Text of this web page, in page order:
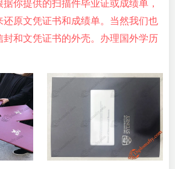
你提供的扫描件毕业证或成绩单，
还原文凭证书和成绩单。当然我们也
封和文凭证书的外壳。办理国外学历